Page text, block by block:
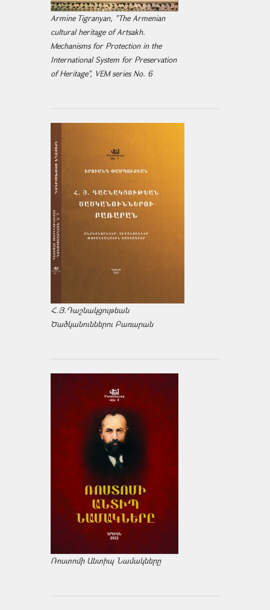
Armine Tigranyan, "The Armenian
cultural heritage of Artsakh.
Mechanisms for Protection in the
International System for Preservation
of Heritage", VEM series No. 6
Հ.Յ.Դաշնակցութեան
Ծածկանուններու Բառարան
Ռոստոմի Անտիպ Նամակները